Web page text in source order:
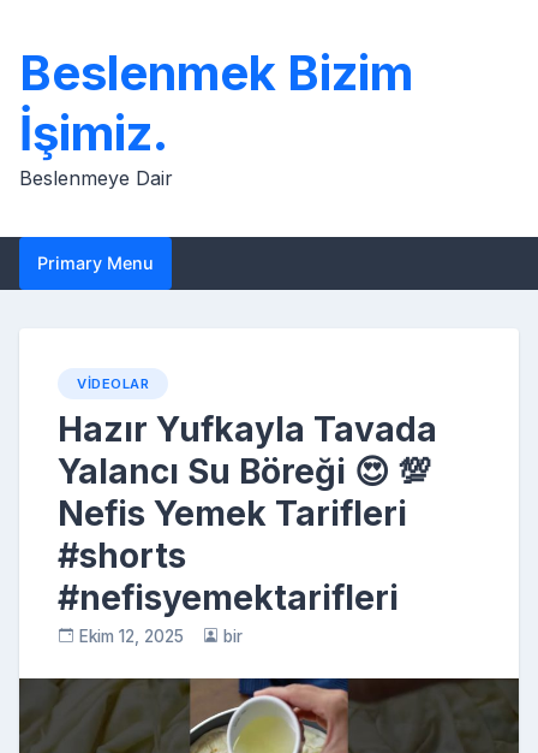
content
Beslenmek Bizim
İşimiz.
Beslenmeye Dair
Primary Menu
VIDEOLAR
Hazır Yufkayla Tavada
Yalancı Su Böreği 😍 💯
Nefis Yemek Tarifleri
#shorts
#nefisyemektarifleri
Ekim 12, 2025 bir